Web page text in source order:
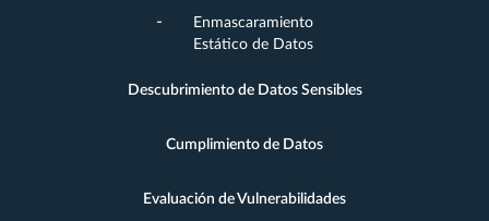
Enmascaramiento
Estático de Datos
Descubrimiento de Datos Sensibles
Cumplimiento de Datos
Evaluación de Vulnerabilidades